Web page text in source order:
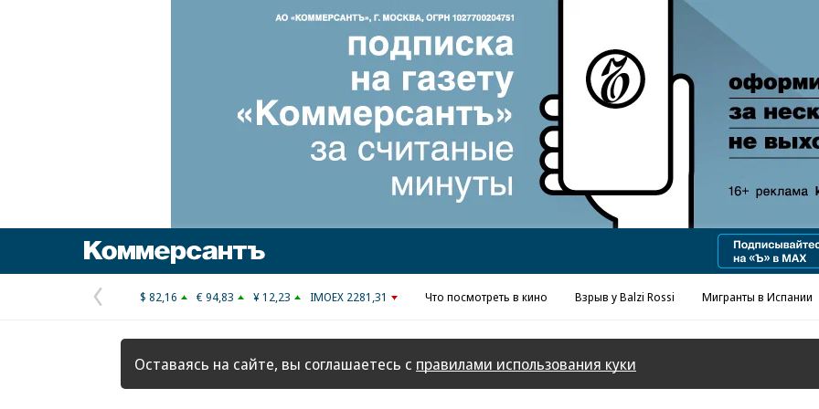
Реклама в «Ъ» www.kommersant.ru/ad
Предыдущая
страница
$ 82,16 € 94,83 ¥ 12,23 IMOEX 2281,31 Что посмотреть в кино Взрыв у Balzi Rossi Мигранты в Испании
Оставаясь на сайте, вы соглашаетесь с правилами использования куки